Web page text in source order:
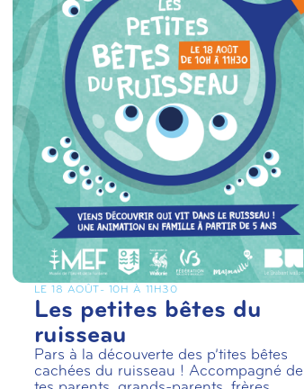
LE 18 AOÛT- 10H À 11H30
Les petites bêtes du
ruisseau
Pars à la découverte des p’tites bêtes
cachées du ruisseau ! Accompagné de